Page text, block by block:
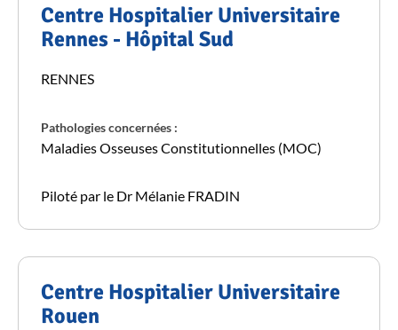
Centre Hospitalier Universitaire
Rennes - Hôpital Sud
RENNES
Pathologies concernées :
Maladies Osseuses Constitutionnelles (MOC)
Piloté par le Dr Mélanie FRADIN
Centre Hospitalier Universitaire
Rouen